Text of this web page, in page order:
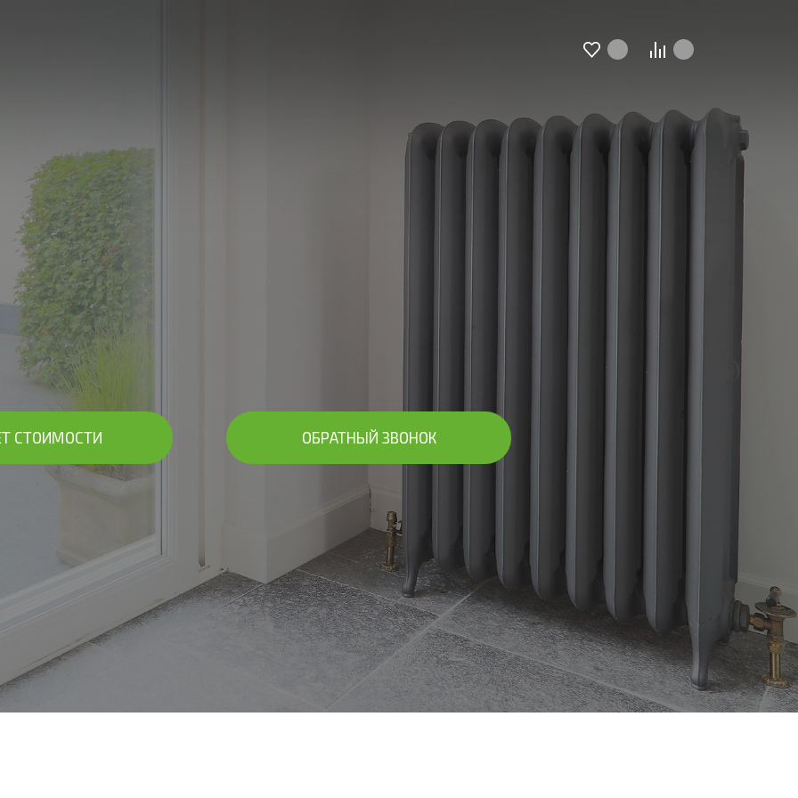
СТОИМОСТИ ОБРАТНЫЙ ЗВОНОК